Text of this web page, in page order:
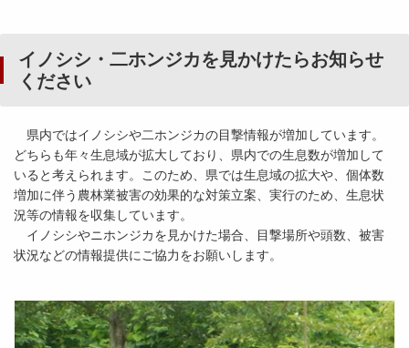
イノシシ・二ホンジカを見かけたらお知らせ
ください
県内ではイノシシや二ホンジカの目撃情報が増加しています。
どちらも年々生息域が拡大しており、県内での生息数が増加して
いると考えられます。このため、県では生息域の拡大や、個体数
増加に伴う農林業被害の効果的な対策立案、実行のため、生息状
況等の情報を収集しています。
イノシシやニホンジカを見かけた場合、目撃場所や頭数、被害
状況などの情報提供にご協力をお願いします。